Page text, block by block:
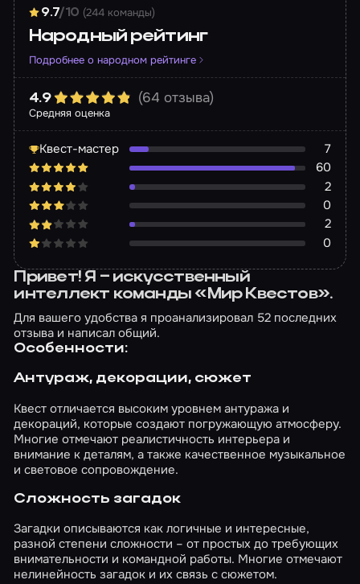
9.7/10 (244 команды)
Народный рейтинг
Подробнее о народном рейтинге
Средняя оценка
4.9 (64 отзыва)
Квест-мастер
7
60
2
0
2
0
Привет! Я – искусственный
интеллект команды «Мир Квестов».
Для вашего удобства я проанализировал 52 последних
отзыва и написал общий.
Особенности:
Антураж, декорации, сюжет
Квест отличается высоким уровнем антуража и
декораций, которые создают погружающую атмосферу.
Многие отмечают реалистичность интерьера и
внимание к деталям, а также качественное музыкальное
и световое сопровождение.
Сложность загадок
Загадки описываются как логичные и интересные,
разной степени сложности – от простых до требующих
внимательности и командной работы. Многие отмечают
нелинейность загадок и их связь с сюжетом.